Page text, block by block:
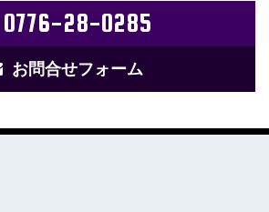
0776-28-0285
お問合せフォーム